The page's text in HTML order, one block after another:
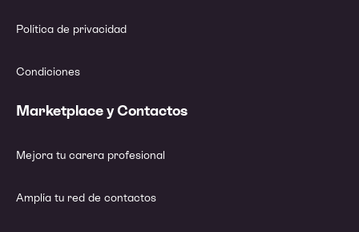
Política de privacidad
Condiciones
Marketplace y Contactos
Mejora tu carera profesional
Amplía tu red de contactos